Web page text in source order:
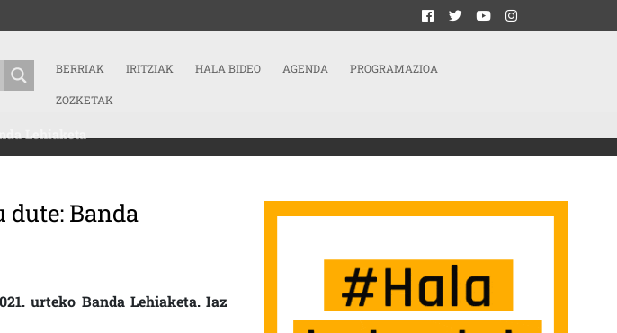
BERRIAK IRITZIAK HALA BIDEO AGENDA PROGRAMAZIOA
ZOZKETAK
Lehiaketa
Banda
TXOSNEK URTEKO LEHEN EKIMENA AURKEZTU DUTE: BANDA LEHIAKETA
urteko Banda Lehiaketa. Iaz